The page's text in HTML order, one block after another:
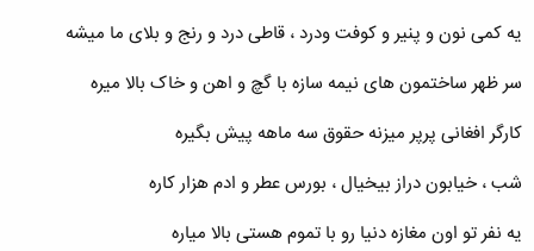
یه کمی نون و پنیر و کوفت ودرد ، قاطی درد و رنج و بلای ما میشه
سر ظهر ساختمون های نیمه سازه با گچ و اهن و خاک بالا میره
کارگر افغانی پرپر میزنه حقوق سه ماهه پیش بگیره
شب ، خیابون دراز بیخیال ، بورس عطر و ادم هزار کاره
یه نفر تو اون مغازه دنیا رو با تموم هستی بالا میاره